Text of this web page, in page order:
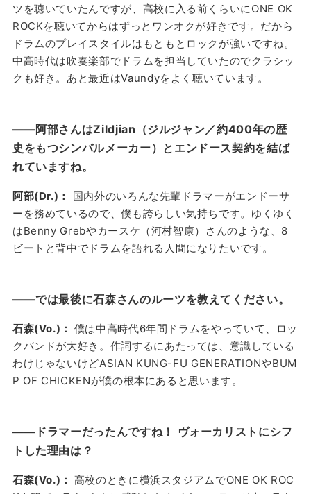
ツを聴いていたんですが、高校に入る前くらいにONE OK
ROCKを聴いてからはずっとワンオクが好きです。だから
ドラムのプレイスタイルはもともとロックが強いですね。
中高時代は吹奏楽部でドラムを担当していたのでクラシッ
クも好き。あと最近はVaundyをよく聴いています。
——阿部さんはZildjian（ジルジャン／約400年の歴
史をもつシンバルメーカー）とエンドース契約を結ば
れていますね。
阿部(Dr.)：
国内外のいろんな先輩ドラマーがエンドーサ
ーを務めているので、僕も誇らしい気持ちです。ゆくゆく
はBenny Grebやカースケ（河村智康）さんのような、8
ビートと背中でドラムを語れる人間になりたいです。
——では最後に石森さんのルーツを教えてください。
石森(Vo.)： 僕は中高時代6年間ドラムをやっていて、ロッ
クバンドが大好き。作詞するにあたっては、意識している
わけじゃないけどASIAN KUNG-FU GENERATIONやBUM
P OF CHICKENが僕の根本にあると思います。
——ドラマーだったんですね！ ヴォーカリストにシフ
トした理由は？
石森(Vo.)： 高校のときに横浜スタジアムでONE OK ROC